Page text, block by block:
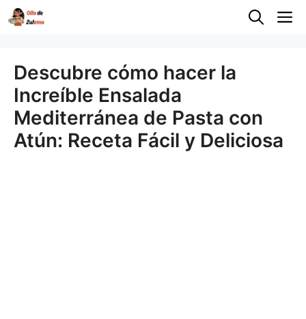
Saltar
Descubre cómo hacer la
Increíble Ensalada
Mediterránea de Pasta con
Atún: Receta Fácil y Deliciosa